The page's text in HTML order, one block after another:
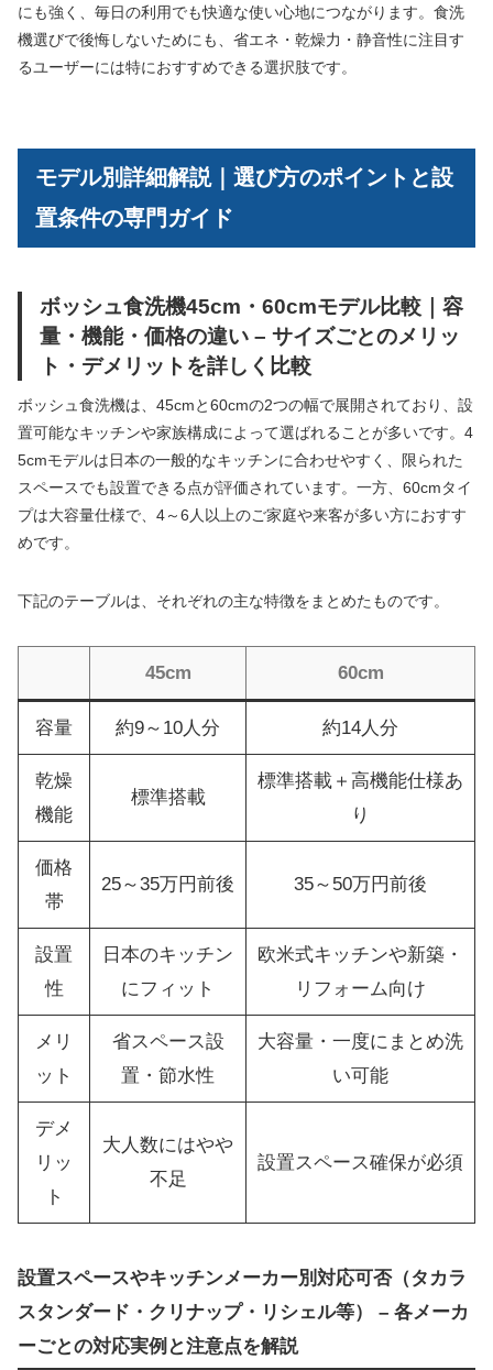
にも強く、毎日の利用でも快適な使い心地につながります。食洗
機選びで後悔しないためにも、省エネ・乾燥力・静音性に注目す
るユーザーには特におすすめできる選択肢です。
モデル別詳細解説｜選び方のポイントと設
置条件の専門ガイド
ボッシュ食洗機45cm・60cmモデル比較｜容
量・機能・価格の違い – サイズごとのメリッ
ト・デメリットを詳しく比較
ボッシュ食洗機は、45cmと60cmの2つの幅で展開されており、設
置可能なキッチンや家族構成によって選ばれることが多いです。4
5cmモデルは日本の一般的なキッチンに合わせやすく、限られた
スペースでも設置できる点が評価されています。一方、60cmタイ
プは大容量仕様で、4～6人以上のご家庭や来客が多い方におすす
めです。
下記のテーブルは、それぞれの主な特徴をまとめたものです。
45cm 60cm
容量 約9～10人分 約14人分
乾燥
機能
標準搭載
標準搭載＋高機能仕様あ
り
価格
帯
25～35万円前後 35～50万円前後
設置
性
日本のキッチン
にフィット
欧米式キッチンや新築・
リフォーム向け
メリ
ット
省スペース設
置・節水性
大容量・一度にまとめ洗
い可能
デメ
リッ
ト
大人数にはやや
不足
設置スペース確保が必須
設置スペースやキッチンメーカー別対応可否（タカラ
スタンダード・クリナップ・リシェル等） – 各メーカ
ーごとの対応実例と注意点を解説